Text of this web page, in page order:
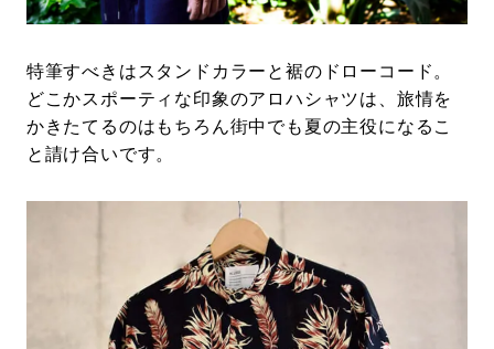
特筆すべきはスタンドカラーと裾のドローコード。
どこかスポーティな印象のアロハシャツは、旅情を
かきたてるのはもちろん街中でも夏の主役になるこ
と請け合いです。